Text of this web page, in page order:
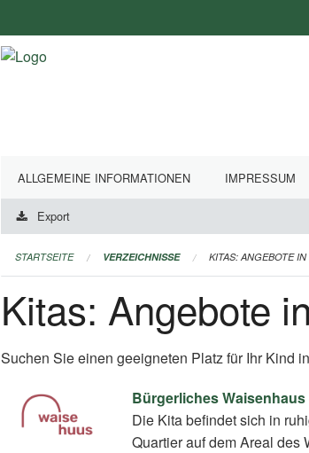
ALLGEMEINE INFORMATIONEN IMPRESSUM
Export
STARTSEITE VERZEICHNISSE KITAS: ANGEBOTE IN
Kitas: Angebote
Suchen Sie einen geeigneten Platz für Ihr Kind
Bürgerliches
Die Kita befindet sich in
Quartier auf dem Areal des